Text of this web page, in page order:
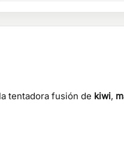
tentadora fusión de kiwi,